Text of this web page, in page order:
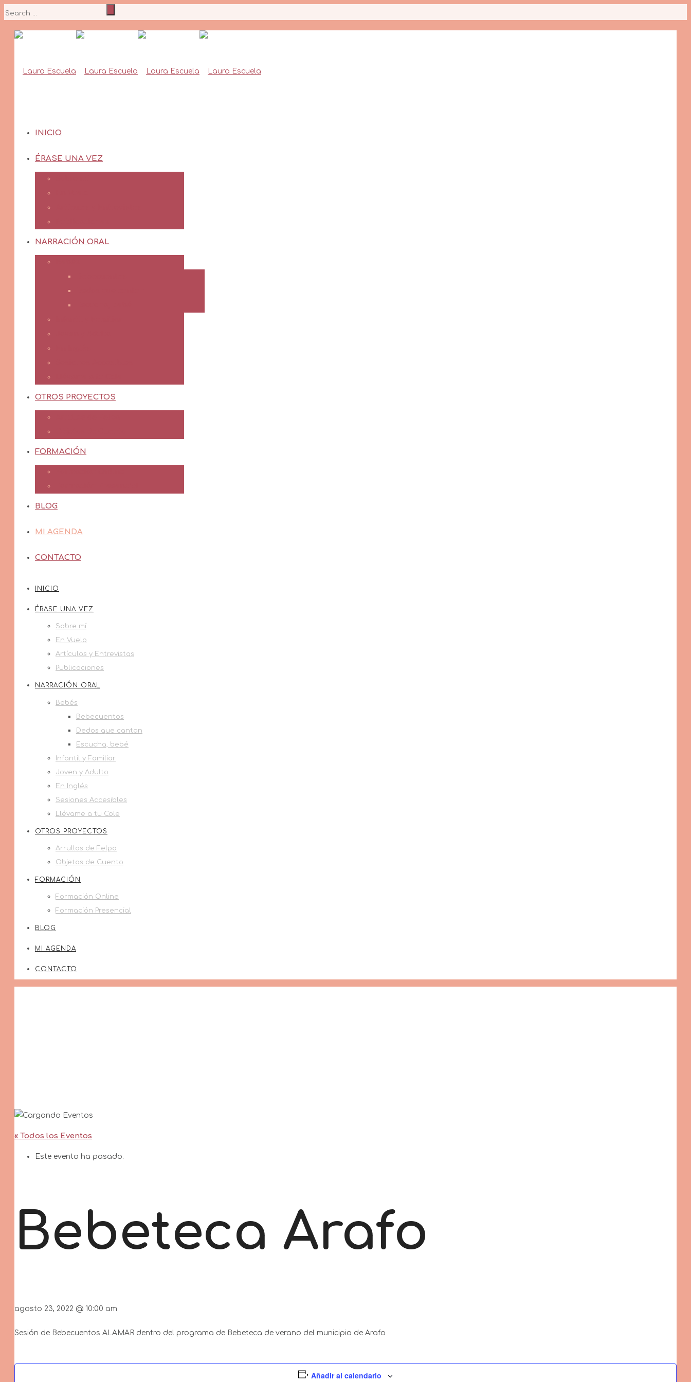
INICIO
ÉRASE UNA VEZ
NARRACIÓN ORAL
OTROS PROYECTOS
FORMACIÓN
BLOG
MI AGENDA
CONTACTO
INICIO
ÉRASE UNA VEZ
Sobre mí
En Vuelo
Artículos y Entrevistas
Publicaciones
NARRACIÓN ORAL
Bebés
Bebecuentos
Dedos que cantan
Escucha, bebé
Infantil y Familiar
Joven y Adulto
En Inglés
Sesiones Accesibles
Llévame a tu Cole
OTROS PROYECTOS
Arrullos de Felpa
Objetos de Cuento
FORMACIÓN
Formación Online
Formación Presencial
BLOG
MI AGENDA
CONTACTO
« Todos los Eventos
Este evento ha pasado.
Bebeteca Arafo
agosto 23, 2022 @ 10:00 am
Sesión de Bebecuentos ALAMAR dentro del programa de Bebeteca de verano del municipio de Arafo
Añadir al calendario